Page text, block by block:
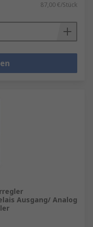
87,00 €/Stück
Ausgang/ Analog